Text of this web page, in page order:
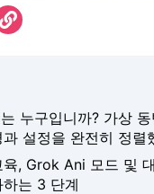
누구입니까? 가상 동
설정을 완전히 정렬
육, Grok Ani 모드 및
는 3 단계